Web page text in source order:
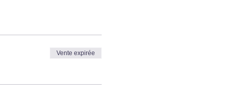
Vente expirée